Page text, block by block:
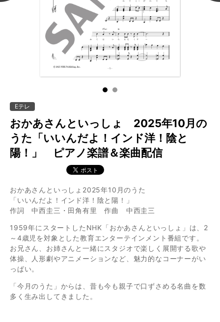
Eテレ
おかあさんといっしょ 2025年10月の
うた「いいんだよ！インド洋！陰と
陽！」 ピアノ楽譜＆楽曲配信
おかあさんといっしょ2025年10月のうた
「いいんだよ！インド洋！陰と陽！」
作詞 中西圭三・田角有里 作曲 中西圭三
1959年にスタートしたNHK「おかあさんといっしょ」は、2
～4歳児を対象とした教育エンターテインメント番組です。
お兄さん、お姉さんと一緒にスタジオで楽しく展開する歌や
体操、人形劇やアニメーションなど、魅力的なコーナーがい
っぱい。
「今月のうた」からは、昔も今も親子で口ずさめる名曲を数
多く生み出してきました。